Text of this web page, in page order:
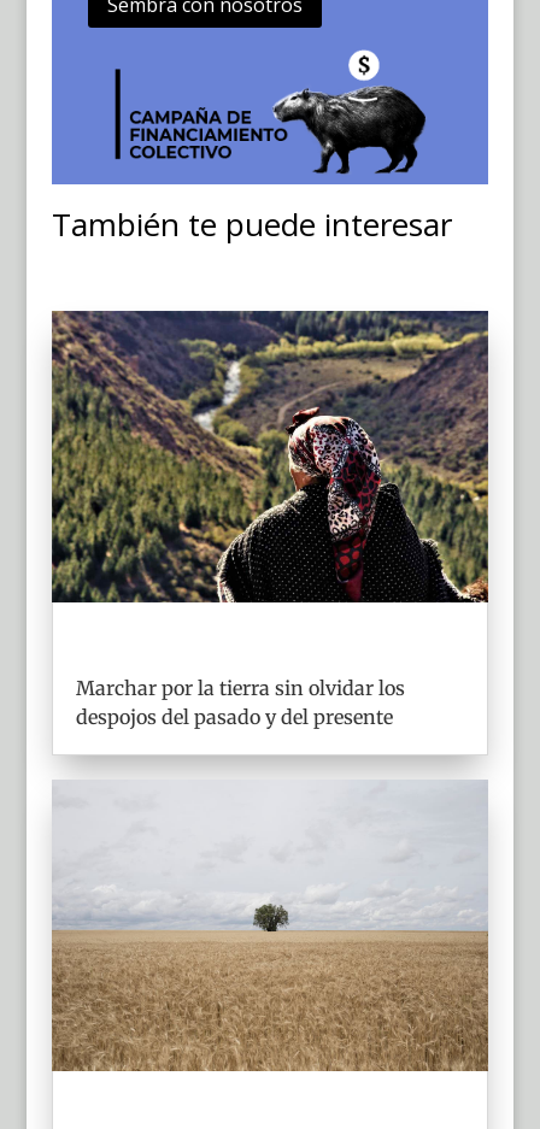
También te puede interesar
Marchar por la tierra sin olvidar los
despojos del pasado y del presente